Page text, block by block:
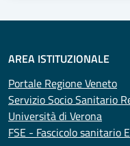
AREA ISTITUZIONALE
Portale Regione Veneto
Servizio Socio Sanitario
Università di Verona
FSE - Fascicolo sanitario